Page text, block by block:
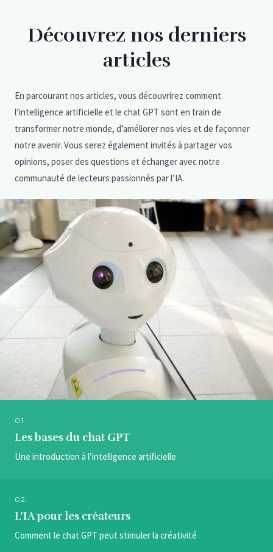
Découvrez nos derniers
articles
En parcourant nos articles, vous découvrirez comment
l’intelligence artificielle et le chat GPT sont en train de
transformer notre monde, d’améliorer nos vies et de façonner
notre avenir. Vous serez également invités à partager vos
opinions, poser des questions et échanger avec notre
communauté de lecteurs passionnés par l’IA.
01.
Les bases du chat GPT
Une introduction à l’intelligence artificielle
02.
L'IA pour les créateurs
Comment le chat GPT peut stimuler la créativité